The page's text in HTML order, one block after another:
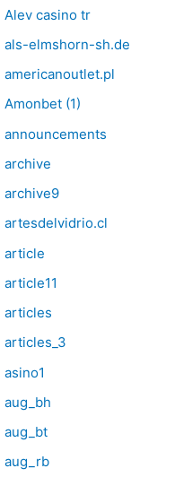
Alev casino tr
als-elmshorn-sh.de
americanoutlet.pl
Amonbet (1)
announcements
archive
archive9
artesdelvidrio.cl
article
article11
articles
articles_3
asino1
aug_bh
aug_bt
aug_rb